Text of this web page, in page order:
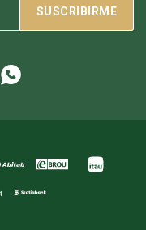
SUSCRIBIRME
